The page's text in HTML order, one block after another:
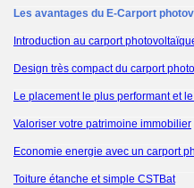
Les avantages du E-Carport
Introduction au carport
Design très compact du carport
Le placement le plus performant et
Valoriser votre patrimoine immobilier
Economie energie avec un carport
Toiture étanche et simple CSTBat